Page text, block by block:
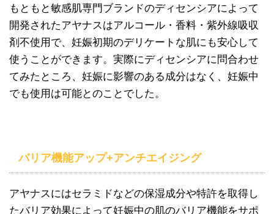
もともと敏感肌専門ブランドのディセンシアによって
開発されたアヤナスはアルコール・香料・紫外線吸収
剤不使用で、妊娠初期のデリケートな肌にも安心して
使うことができます。実際にディセンシアに問合わせ
てみたところ、妊娠に影響のある成分はなく、妊娠中
でも使用は可能とのことでした。
バリア機能アップ+アンチエイジング
アヤナスにはセラミドなどの保湿成分や特許を取得し
たバリア効果によって妊娠中の肌のバリア機能をサポ